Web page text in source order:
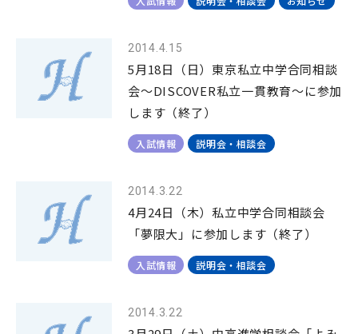
2014.4.15
5月18日（日）東京私立中学合同相談
会～DISCOVER私立一貫教育～に参加
します（終了）
入試情報 説明会・相談会
2014.3.22
4月24日（木）私立中学合同相談会
「夢限大」に参加します（終了）
入試情報 説明会・相談会
2014.3.22